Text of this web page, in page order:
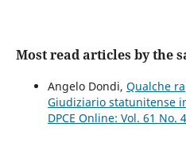
Most read articles by the
Angelo Dondi, Qualche
Giudiziario statunitense
DPCE Online: Vol. 61 No.